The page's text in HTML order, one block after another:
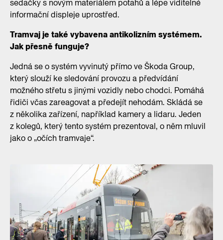
sedačky s novým materiálem potahů a lépe viditelné
informační displeje uprostřed.
Tramvaj je také vybavena antikolizním systémem.
Jak přesně funguje?
Jedná se o systém vyvinutý přímo ve Škoda Group,
který slouží ke sledování provozu a předvídání
možného střetu s jinými vozidly nebo chodci. Pomáhá
řidiči včas zareagovat a předejít nehodám. Skládá se
z několika zařízení, například kamery a lidaru. Jeden
z kolegů, který tento systém prezentoval, o něm mluvil
jako o „očích tramvaje“.